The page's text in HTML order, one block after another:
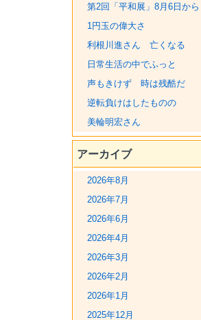
第2回「平和展」8月6日から
1円玉の偉大さ
利根川進さん 亡くなる
日常生活の中でふっと
声もきけず 時は残酷だ
逆転負けはしたものの
美輪明宏さん
アーカイブ
2026年8月
2026年7月
2026年6月
2026年4月
2026年3月
2026年2月
2026年1月
2025年12月